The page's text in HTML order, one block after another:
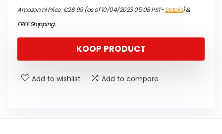
Amazon.nl Price:€28.99(as of 10/04/2023 05:08 PST-Details)&
FREE Shipping.
KOOP PRODUCT
Add to wishlist Add to compare